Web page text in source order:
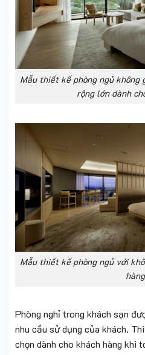
Mẫu thiết kế phòng ngủ không
rộng lớn dành
Mẫu thiết kế phòng ngủ với
hàng
Phòng nghỉ trong khách sạn
nhu cầu sử dụng của khách.
chọn dành cho khách hàng khi